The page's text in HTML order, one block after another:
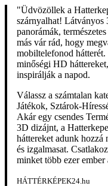
"Üdvözöllek a
szárnyalhat!
panorámák,
más vár rád, hogy
mobiltelefonod
minőségi HD
inspirálják a napod.
Válassz a számtalan
Játékok, Sztárok-
Akár egy csendes
3D dizájnt, a
háttereket adunk
és izgalmasat.
minket több ezer
HÁTTÉRKÉPEK24.hu